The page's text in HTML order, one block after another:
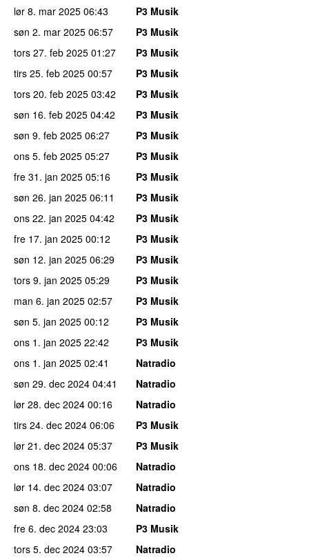
lør 8. mar 2025 06:43
P3 Musik
søn 2. mar 2025 06:57
P3 Musik
tors 27. feb 2025 01:27
P3 Musik
tirs 25. feb 2025 00:57
P3 Musik
tors 20. feb 2025 03:42
P3 Musik
søn 16. feb 2025 04:42
P3 Musik
søn 9. feb 2025 06:27
P3 Musik
ons 5. feb 2025 05:27
P3 Musik
fre 31. jan 2025 05:16
P3 Musik
søn 26. jan 2025 06:11
P3 Musik
ons 22. jan 2025 04:42
P3 Musik
fre 17. jan 2025 00:12
P3 Musik
søn 12. jan 2025 06:29
P3 Musik
tors 9. jan 2025 05:29
P3 Musik
man 6. jan 2025 02:57
P3 Musik
søn 5. jan 2025 00:12
P3 Musik
ons 1. jan 2025 22:42
P3 Musik
ons 1. jan 2025 02:41
Natradio
søn 29. dec 2024 04:41
Natradio
lør 28. dec 2024 00:16
Natradio
tirs 24. dec 2024 06:06
P3 Musik
lør 21. dec 2024 05:37
P3 Musik
ons 18. dec 2024 00:06
Natradio
lør 14. dec 2024 03:07
Natradio
søn 8. dec 2024 02:58
Natradio
fre 6. dec 2024 23:03
P3 Musik
tors 5. dec 2024 03:57
Natradio